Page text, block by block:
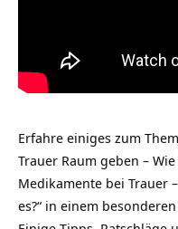
Erfahre einiges zum
Trauer Raum geben –
Medikamente bei Trauer
es?“ in einem